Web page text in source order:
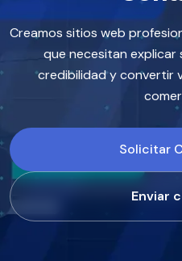
Creamos sitios web
que necesitan explicar
credibilidad y convertir
Solicitar
Enviar